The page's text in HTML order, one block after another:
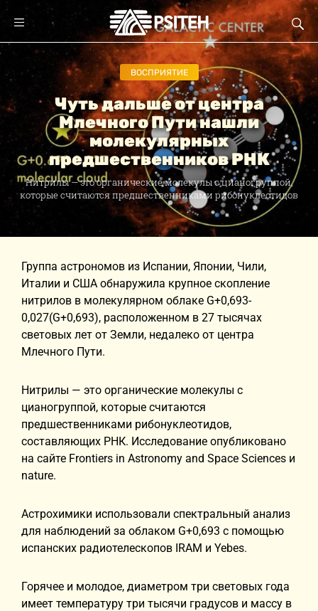
ВОСПРИЯТИЕ
Чуть дальше от центра
Млечного Пути нашли
молекулярных
предшественников РНК
Нитрилы — это органические молекулы с цианогруппой,
которые считаются предшественниками рибонуклеотидов
Группа астрономов из Испании, Японии, Чили,
Италии и США обнаружила крупное скопление
нитрилов в молекулярном облаке G+0,693-
0,027(G+0,693), расположенном в 27 тысячах
световых лет от Земли, недалеко от центра
Млечного Пути.
Нитрилы — это органические молекулы с
цианогруппой, которые считаются
предшественниками рибонуклеотидов,
составляющих РНК. Исследование опубликовано
на сайте Frontiers in Astronomy and Space Sciences и
nature.
Астрохимики использовали спектральный анализ
для наблюдений за облаком G+0,693 с помощью
испанских радиотелескопов IRAM и Yebes.
Горячее и молодое, диаметром три световых года
имеет температуру три тысячи градусов и массу в